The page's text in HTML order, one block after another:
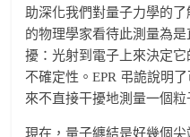
助深化我們對量子力學的
的物理學家看待此測量為
擾：光射到電子上來決定
不確定性。EPR 弔詭說明
來不直接干擾地測量一個粒
現在，量子纏結是好幾個